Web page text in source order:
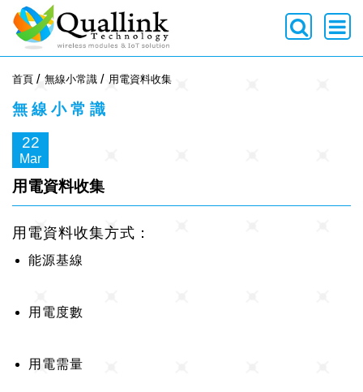
首頁 無線小常識 用電資料收集
無線小常識
22
Mar
用電資料收集
用電資料收集方式：
能源基線
用電度數
用電需量